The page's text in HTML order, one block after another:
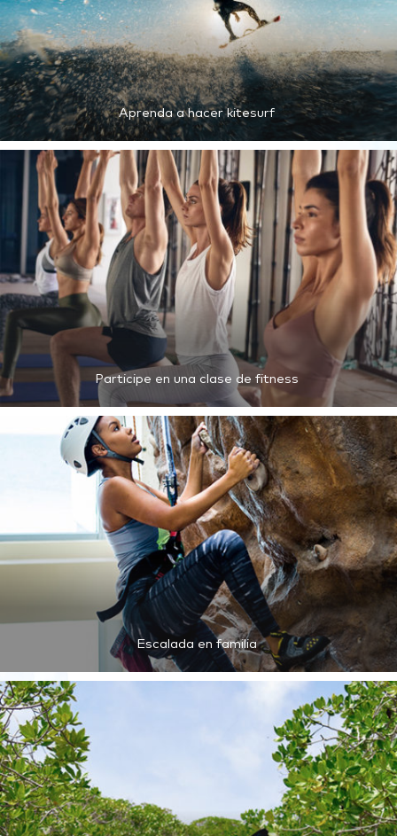
Aprenda a hacer kitesurf
Participe en una clase de fitness
Escalada en familia